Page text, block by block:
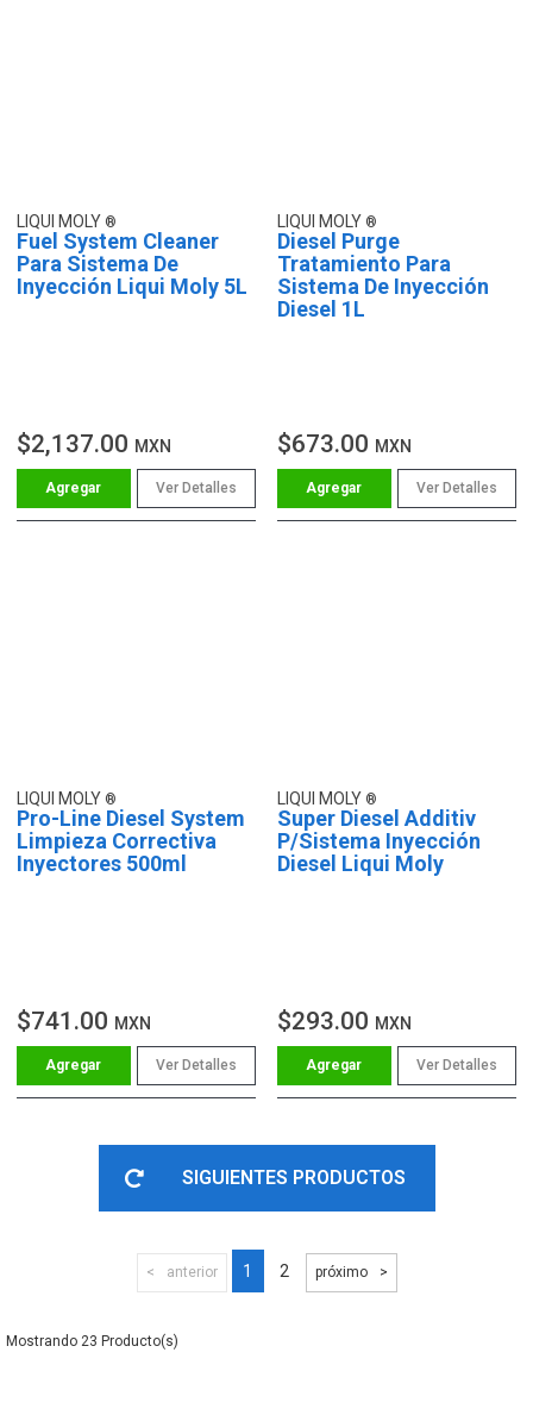
LIQUI MOLY
Fuel System Cleaner
Para Sistema De
Inyección Liqui Moly 5L
$2,137.00 MXN
Ver Detalles
LIQUI MOLY
Diesel Purge
Tratamiento Para
Sistema De Inyección
Diesel 1L
$673.00 MXN
Ver Detalles
LIQUI MOLY
Pro-Line Diesel System
Limpieza Correctiva
Inyectores 500ml
$741.00 MXN
Ver Detalles
LIQUI MOLY
Super Diesel Additiv
P/Sistema Inyección
Diesel Liqui Moly
$293.00 MXN
Ver Detalles
SIGUIENTES PRODUCTOS
anterior 1 2 próximo
23